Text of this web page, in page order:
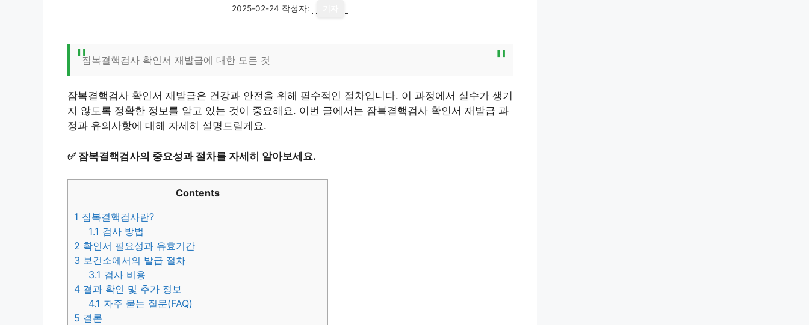
2025-02-24 작성자:
잠복결핵검사 확인서 재발급에 대한 모든 것
잠복결핵검사 확인서 재발급은 건강과 안전을 위해 필수적인 절차입니다. 이 과정에서 실수가 생기
지 않도록 정확한 정보를 알고 있는 것이 중요해요. 이번 글에서는 잠복결핵검사 확인서 재발급 과
정과 유의사항에 대해 자세히 설명드릴게요.
✅ 잠복결핵검사의 중요성과 절차를 자세히 알아보세요.
Contents
1 잠복결핵검사란?
1.1 검사 방법
2 확인서 필요성과 유효기간
3 보건소에서의 발급 절차
3.1 검사 비용
4 결과 확인 및 추가 정보
4.1 자주 묻는 질문(FAQ)
5 결론